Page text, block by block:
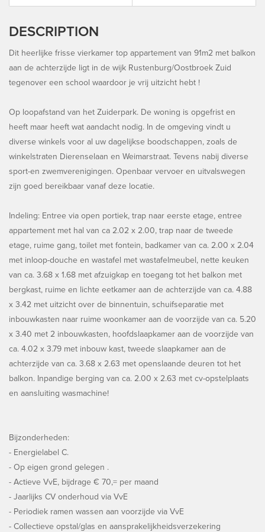
DESCRIPTION
Dit heerlijke frisse vierkamer top appartement van 91m2 met balkon
aan de achterzijde ligt in de wijk Rustenburg/Oostbroek Zuid
tegenover een school waardoor je vrij uitzicht hebt !
Op loopafstand van het Zuiderpark. De woning is opgefrist en
heeft maar heeft wat aandacht nodig. In de omgeving vindt u
diverse winkels voor al uw dagelijkse boodschappen, zoals de
winkelstraten Dierenselaan en Weimarstraat. Tevens nabij diverse
sport-en zwemverenigingen. Openbaar vervoer en uitvalswegen
zijn goed bereikbaar vanaf deze locatie.
Indeling: Entree via open portiek, trap naar eerste etage, entree
appartement met hal van ca 2.02 x 2.00, trap naar de tweede
etage, ruime gang, toilet met fontein, badkamer van ca. 2.00 x 2.04
met inloop-douche en wastafel met wastafelmeubel, nette keuken
van ca. 3.68 x 1.68 met afzuigkap en toegang tot het balkon met
bergkast, ruime en lichte eetkamer aan de achterzijde van ca. 4.88
x 3.42 met uitzicht over de binnentuin, schuifseparatie met
inbouwkasten naar ruime woonkamer aan de voorzijde van ca. 5.20
x 3.40 met 2 inbouwkasten, hoofdslaapkamer aan de voorzijde van
ca. 4.02 x 3.79 met inbouw kast, tweede slaapkamer aan de
achterzijde van ca. 3.68 x 2.63 met openslaande deuren tot het
balkon. Inpandige berging van ca. 2.00 x 2.63 met cv-opstelplaats
en aansluiting wasmachine!
Bijzonderheden:
- Energielabel C.
- Op eigen grond gelegen .
- Actieve VvE, bijdrage € 70,= per maand
- Jaarlijks CV onderhoud via VvE
- Periodiek ramen wassen aan voorzijde via VvE
- Collectieve opstal/glas en aansprakelijkheidsverzekering